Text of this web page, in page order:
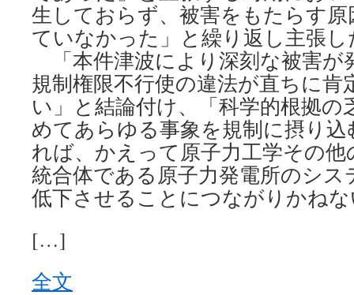
生しておらず、被害をもたらす
ていなかった」と繰り返し主張し
「本件津波により深刻な被害が
規制権限不行使の違法が直ちに
い」と結論付け、「科学的根拠の
めてあらゆる事象を規制に摂り
れば、かえって原子力工学その
統合体である原子力発電所のシス
低下させることにつながりかね
[…]
全文